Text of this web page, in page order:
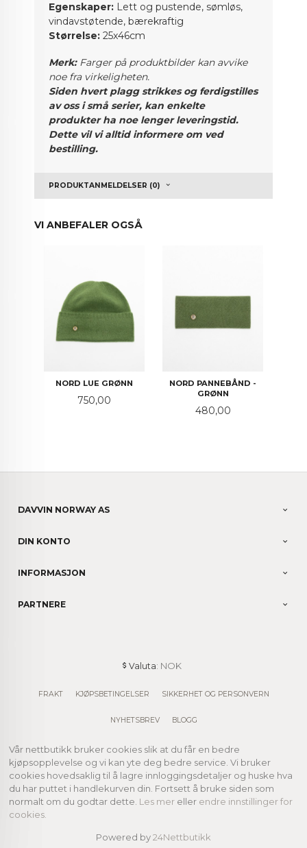
Egenskaper: Lett og pustende, sømløs,
vindavstøtende, bærekraftig
Størrelse: 25x46cm
Merk:Farger på produktbilder kan avvike
noe fra virkeligheten.
Siden hvert plagg strikkes og ferdigstilles
av oss i små serier, kan enkelte
produkter ha noe lenger leveringstid.
Dette vil vi alltid informere om ved
bestilling.
PRODUKTANMELDELSER (0)
VI ANBEFALER OGSÅ
NORD LUE GRØNN
Pris
750,00
NORD PANNEBÅND -
GRØNN
Pris
480,00
DAVVIN NORWAY AS
DIN KONTO
INFORMASJON
PARTNERE
Valuta: NOK
FRAKT KJØPSBETINGELSER SIKKERHET OG PERSONVERN
NYHETSBREV BLOGG
Vår nettbutikk bruker cookies slik at du får en bedre
kjøpsopplevelse og vi kan yte deg bedre service. Vi bruker
cookies hovedsaklig til å lagre innloggingsdetaljer og huske hva
du har puttet i handlekurven din. Fortsett å bruke siden som
normalt om du godtar dette. Les mer eller endre innstillinger for
cookies.
Powered by24Nettbutikk